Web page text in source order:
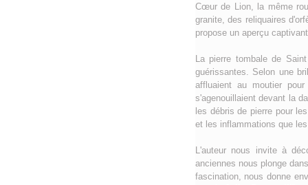
Cœur de Lion, la même
granite, des reliquaires
propose un aperçu
La pierre tombale de
guérissantes. Selon une
affluaient au moutier
s'agenouillaient devant la
les débris de pierre pour
et les inflammations que
L'auteur nous invite à
anciennes nous plonge
fascination, nous donne